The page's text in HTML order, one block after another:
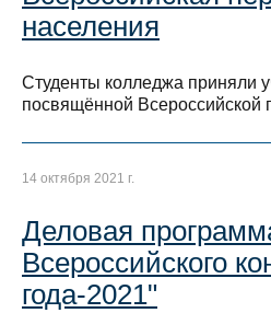
населения
Студенты колледжа приняли
посвящённой Всероссийской
14 октября 2021 г.
Деловая
Всероссийского
года-2021"